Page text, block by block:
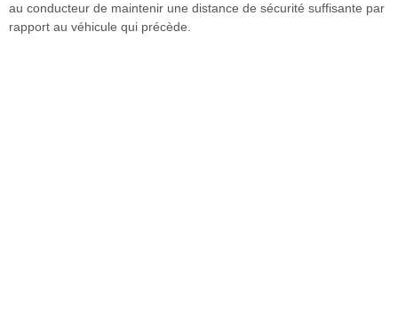
au conducteur de maintenir une distance de sécurité suffisante par
rapport au véhicule qui précède.